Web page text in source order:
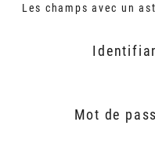
Les champs avec un
Mot de